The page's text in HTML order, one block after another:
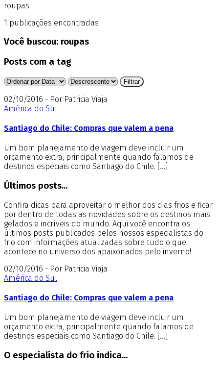
roupas
1 publicações encontradas
Você buscou: roupas
Posts com a tag
02/10/2016 - Por Patricia Viaja
América do Sul
Santiago do Chile: Compras que valem a pena
Um bom planejamento de viagem deve incluir um
orçamento extra, principalmente quando falamos de
destinos especiais como Santiago do Chile. […]
Últimos posts...
Confira dicas para aproveitar o melhor dos dias frios e ficar
por dentro de todas as novidades sobre os destinos mais
gelados e incríveis do mundo. Aqui você encontra os
últimos posts publicados pelos nossos especialistas do
frio com informações atualizadas sobre tudo o que
acontece no universo dos apaixonados pelo inverno!
02/10/2016 - Por Patricia Viaja
América do Sul
Santiago do Chile: Compras que valem a pena
Um bom planejamento de viagem deve incluir um
orçamento extra, principalmente quando falamos de
destinos especiais como Santiago do Chile. […]
O especialista do frio indica...